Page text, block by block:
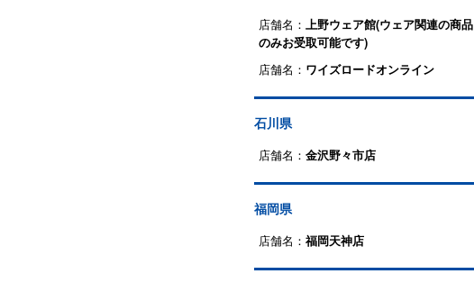
店舗名： 上野ウェア館(ウェア関連の商品
のみお受取可能です)
店舗名： ワイズロードオンライン
石川県
店舗名： 金沢野々市店
福岡県
店舗名： 福岡天神店